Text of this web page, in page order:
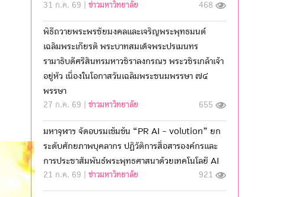
31 ก.ค. 69 | ข่าวมหาวิทยาลัย 468
พิธีถวายพระพรชัยมงคลและเจริญพระพุทธมนต์
เฉลิมพระเกียรติ พระบาทสมเด็จพระปรเมนทร
รามาธิบดีศรีสินทรมหาวชิราลงกรณฯ พระวชิรเกล้าเจ้า
อยู่หัว เนื่องในโอกาสวันเฉลิมพระชนมพรรษา ๗๔
พรรษา
27 ก.ค. 69 | ข่าวมหาวิทยาลัย 655
มหาจุฬาฯ จัดอบรมเข้มข้น “PR AI - volution” ยก
ระดับศักยภาพบุคลากร ปฏิวัติการสื่อสารองค์กรและ
การประชาสัมพันธ์พระพุทธศาสนาด้วยเทคโนโลยี AI
21 ก.ค. 69 | ข่าวมหาวิทยาลัย 921